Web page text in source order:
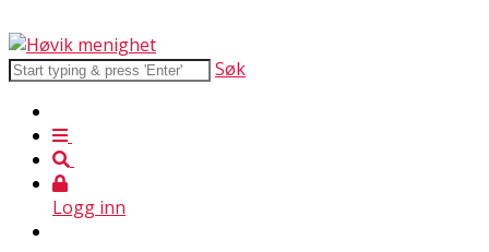
Søk
Logg inn